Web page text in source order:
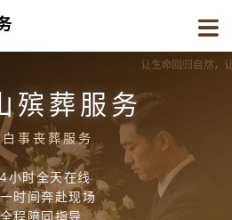
殡葬服务
事丧葬服务
小时全天在线
时间奔赴现场
全程陪同指导